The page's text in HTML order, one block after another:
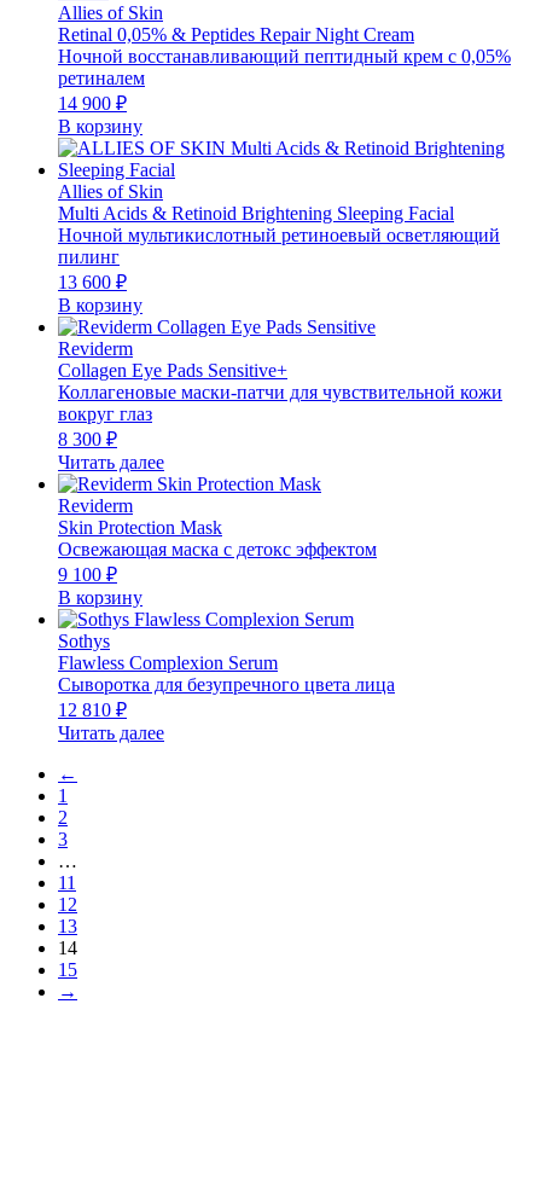
Allies of Skin
Retinal 0,05% & Peptides Repair Night Cream
Ночной восстанавливающий пептидный крем с 0,05%
ретиналем
14 900 ₽
В корзину
Allies of Skin
Multi Acids & Retinoid Brightening Sleeping Facial
Ночной мультикислотный ретиноевый осветляющий
пилинг
13 600 ₽
В корзину
Reviderm
Collagen Eye Pads Sensitive+
Коллагеновые маски-патчи для чувствительной кожи
вокруг глаз
8 300 ₽
Читать далее
Reviderm
Skin Protection Mask
Освежающая маска с детокс эффектом
9 100 ₽
В корзину
Sothys
Flawless Complexion Serum
Сыворотка для безупречного цвета лица
12 810 ₽
Читать далее
←
1
2
3
…
11
12
13
14
15
→